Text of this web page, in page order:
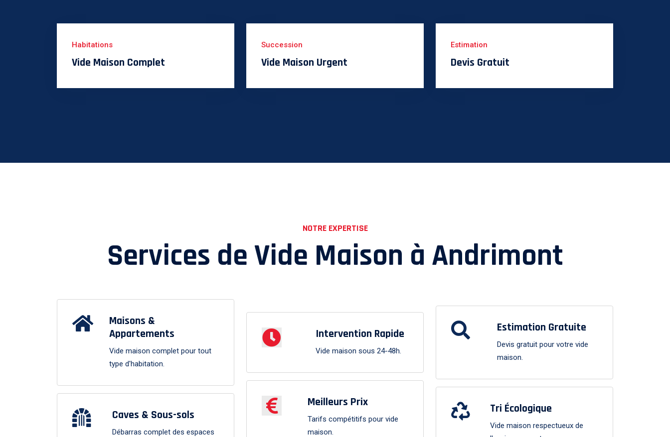
Habitations
Vide Maison Complet
Succession
Vide Maison Urgent
Estimation
Devis Gratuit
NOTRE EXPERTISE
Services de Vide Maison à Andrimont
Maisons &
Appartements
Vide maison complet pour tout
type d'habitation.
Caves & Sous-sols
Débarras complet des espaces
Intervention Rapide
Vide maison sous 24-48h.
Meilleurs Prix
Tarifs compétitifs pour vide
maison.
Estimation Gratuite
Devis gratuit pour votre vide
maison.
Tri Écologique
Vide maison respectueux de